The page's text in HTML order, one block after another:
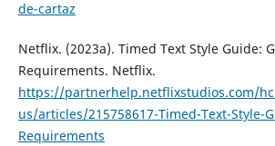
de-cartaz
Netflix. (2023a). Timed Text Style Guide:
Requirements. Netflix.
https://partnerhelp.netflixstudios.com/
us/articles/215758617-Timed-Text-Style-
Requirements